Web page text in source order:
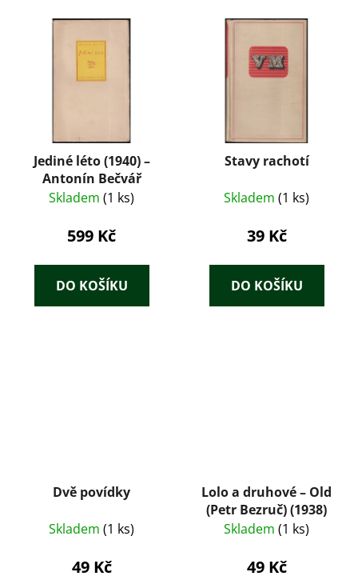
Jediné léto (1940) –
Antonín Bečvář
Skladem (1 ks)
599 Kč
DO KOŠÍKU
Stavy rachotí
Skladem (1 ks)
39 Kč
DO KOŠÍKU
Dvě povídky
Skladem (1 ks)
49 Kč
Lolo a druhové – Old
(Petr Bezruč) (1938)
Skladem (1 ks)
49 Kč